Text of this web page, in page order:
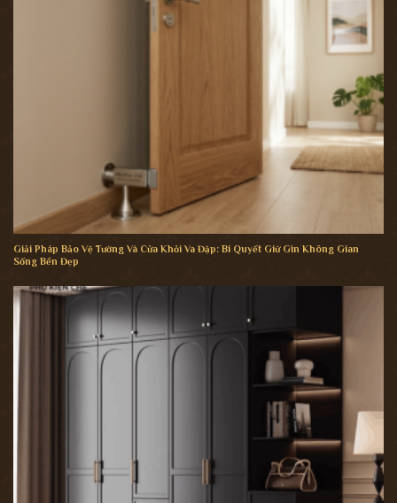
Giải Pháp Bảo Vệ Tường Và Cửa Khỏi Va Đập: Bí Quyết Giữ Gìn Không Gian
Sống Bền Đẹp